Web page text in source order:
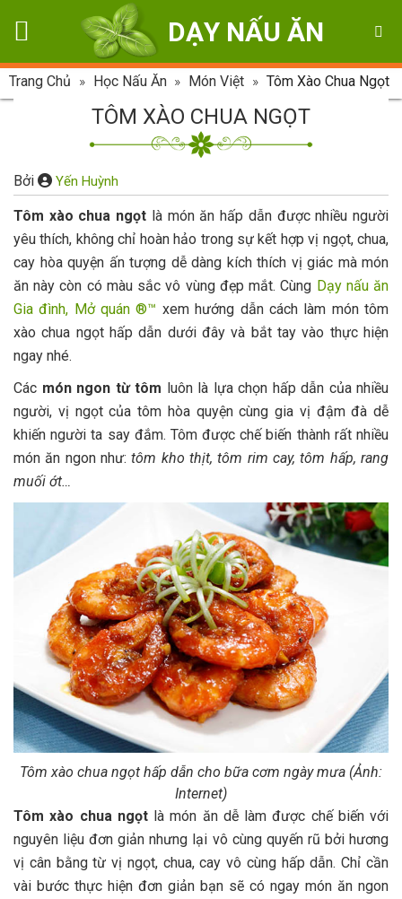
DẠY NẤU ĂN
Trang Chủ » Học Nấu Ăn » Món Việt » Tôm Xào Chua Ngọt
TÔM XÀO CHUA NGỌT
Bởi Yến Huỳnh
Tôm xào chua ngọt là món ăn hấp dẫn được nhiều người
yêu thích, không chỉ hoàn hảo trong sự kết hợp vị ngọt, chua,
cay hòa quyện ấn tượng dễ dàng kích thích vị giác mà món
ăn này còn có màu sắc vô vùng đẹp mắt. Cùng Dạy nấu ăn
Gia đình, Mở quán ®™ xem hướng dẫn cách làm món tôm
xào chua ngọt hấp dẫn dưới đây và bắt tay vào thực hiện
ngay nhé.
Các món ngon từ tôm luôn là lựa chọn hấp dẫn của nhiều
người, vị ngọt của tôm hòa quyện cùng gia vị đậm đà dễ
khiến người ta say đắm. Tôm được chế biến thành rất nhiều
món ăn ngon như:tôm kho thịt, tôm rim cay, tôm hấp, rang
muối ớt…
Tôm xào chua ngọt hấp dẫn cho bữa cơm ngày mưa (Ảnh:
Internet)
Tôm xào chua ngọtlà món ăn dễ làm được chế biến với
nguyên liệu đơn giản nhưng lại vô cùng quyến rũ bởi hương
vị cân bằng từ vị ngọt, chua, cay vô cùng hấp dẫn. Chỉ cần
vài bước thực hiện đơn giản bạn sẽ có ngay món ăn ngon